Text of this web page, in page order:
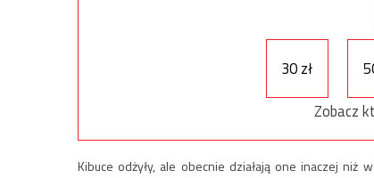
30 zł
Zobacz
Kibuce odżyły, ale obecnie działają one inaczej